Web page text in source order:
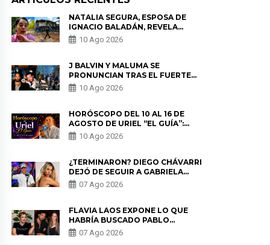
NATALIA SEGURA, ESPOSA DE
IGNACIO BALADÁN, REVELA
COMO VIVIÓ EL TERREMOTO EN
COLOMBIA: “NO ME PODÍA
10 Ago 2026
J BALVIN Y MALUMA SE
PRONUNCIAN TRAS EL FUERTE
TERREMOTO EN COLOMBIA:
“VAMOS A MOVERNOS PARA
10 Ago 2026
HORÓSCOPO DEL 10 AL 16 DE
AGOSTO DE URIEL “EL GUÍA”:
PREDICCIONES PARA TODOS LOS
SIGNOS DEL ZODIACO AQUÍ
10 Ago 2026
¿TERMINARON? DIEGO CHÁVARRI
DEJÓ DE SEGUIR A GABRIELA
HERRERA Y ANUNCIA SU SALIDA
DE PÓDCAST
07 Ago 2026
FLAVIA LAOS EXPONE LO QUE
HABRÍA BUSCADO PABLO
HEREDIA CON ALE FULLER: “UNA
DE LAS PARTES QUERÍA EL
07 Ago 2026